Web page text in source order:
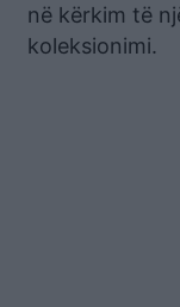
në kërkim të
koleksionimi.